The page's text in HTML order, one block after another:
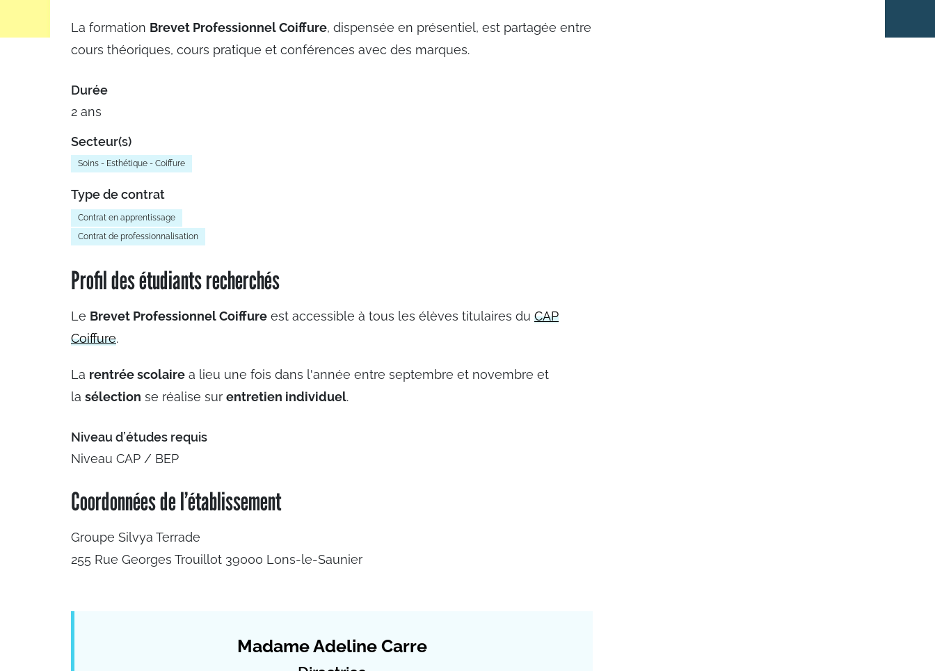
La formation Brevet Professionnel Coiffure, dispensée en présentiel, est partagée entre
cours théoriques, cours pratique et conférences avec des marques.
Durée
2 ans
Secteur(s)
Soins - Esthétique - Coiffure
Type de contrat
Contrat en apprentissage
Contrat de professionnalisation
Profil des étudiants recherchés
Le Brevet Professionnel Coiffure est accessible à tous les élèves titulaires du CAP
Coiffure.
La rentrée scolaire a lieu une fois dans l'année entre septembre et novembre et
la sélection se réalise sur entretien individuel.
Niveau d’études requis
Niveau CAP / BEP
Coordonnées de l’établissement
Groupe Silvya Terrade
255 Rue Georges Trouillot 39000 Lons-le-Saunier
Madame Adeline Carre